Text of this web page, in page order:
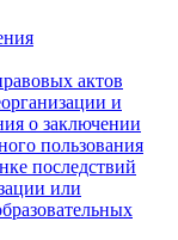
актов
и
о заключении
пользования
последствий
или